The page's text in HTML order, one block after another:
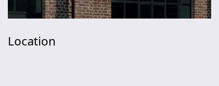
Location